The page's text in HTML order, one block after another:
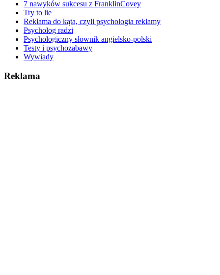
7 nawyków sukcesu z FranklinCovey
Try to lie
Reklama do kąta, czyli psychologia reklamy
Psycholog radzi
Psychologiczny słownik angielsko-polski
Testy i psychozabawy
Wywiady
Reklama